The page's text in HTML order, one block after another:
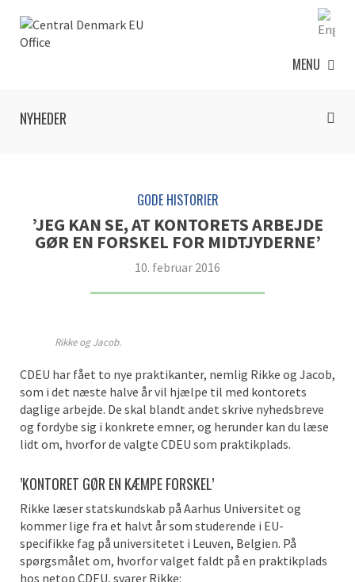
MENU
NYHEDER
GODE HISTORIER
’JEG KAN SE, AT KONTORETS ARBEJDE
GØR EN FORSKEL FOR MIDTJYDERNE’
10. februar 2016
Rikke og Jacob.
CDEU har fået to nye praktikanter, nemlig Rikke og Jacob,
som i det næste halve år vil hjælpe til med kontorets
daglige arbejde. De skal blandt andet skrive nyhedsbreve
og fordybe sig i konkrete emner, og herunder kan du læse
lidt om, hvorfor de valgte CDEU som praktikplads.
’KONTORET GØR EN KÆMPE FORSKEL’
Rikke læser statskundskab på Aarhus Universitet og
kommer lige fra et halvt år som studerende i EU-
specifikke fag på universitetet i Leuven, Belgien. På
spørgsmålet om, hvorfor valget faldt på en praktikplads
hos netop CDEU, svarer Rikke: